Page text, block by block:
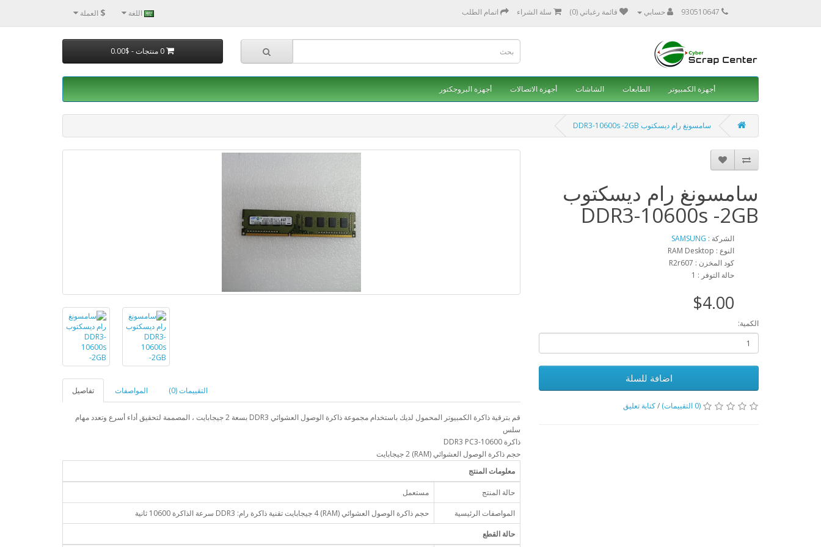
$ العملة اللغة 930510647 حسابي قائمة رغباتي (0) سلة الشراء اتمام الطلب
0 منتجات - $0.00
أجهزة الكمبيوتر الطابعات الشاشات أجهزة الاتصالات أجهزة البروجكتور
سامسونغ رام ديسكتوب DDR3-10600s -2GB
تفاصيل المواصفات التقييمات (0)
قم بترقية ذاكرة الكمبيوتر المحمول لديك باستخدام مجموعة ذاكرة الوصول العشوائي DDR3 بسعة 2 جيجابايت ، المصممة لتحقيق أداء أسرع وتعدد مهام
سلس
ذاكرة DDR3 PC3-10600
حجم ذاكرة الوصول العشوائي (RAM) 2 جيجابايت
معلومات المنتج
حالة المنتج
مستعمل
المواصفات الرئيسية
حجم ذاكرة الوصول العشوائي (RAM) 4 جيجابايت تقنية ذاكرة رام: DDR3 سرعة الذاكرة 10600 ثانية
حالة القطع
سامسونغ رام ديسكتوب
DDR3-10600s -2GB
الشركة : SAMSUNG
النوع : RAM Desktop
كود المخزن : R2r607
حالة التوفر : 1
$4.00
الكمية:
اضافة للسلة
(0 التقييمات) /كتابة تعليق